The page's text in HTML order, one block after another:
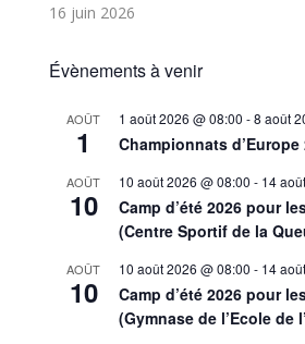
16 juin 2026
Évènements à venir
AOÛT
1
1 août 2026 @ 08:00 -8 août
Championnats d’Europe
AOÛT
10
10 août 2026 @ 08:00 - 14
Camp d’été 2026 pour
(Centre Sportif de la
AOÛT
10
10 août 2026 @ 08:00 - 14
Camp d’été 2026 pour
(Gymnase de l’Ecole de